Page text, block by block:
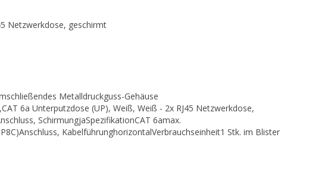
Netzwerkdose, geschirmt
Metalldruckguss-Gehäuse
6a Unterputzdose (UP), Weiß, Weiß - 2x RJ45 Netzwerkdose,
SchirmungjaSpezifikationCAT 6amax.
KabelführunghorizontalVerbrauchseinheit1 Stk. im Blister